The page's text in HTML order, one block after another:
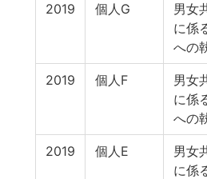
2019 個人G
男女
に係
への
2019 個人F
男女
に係
への
2019 個人E
男女
に係